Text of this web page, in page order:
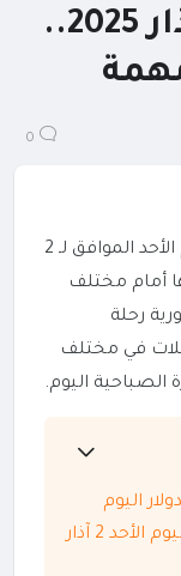
الدولار اليوم الأحد 2 آذار 2025..
0
سجلت الليرة السورية خلال تعاملات يوم الأحد الموافق لـ 2
أمام مختلف
رحلة
في مختلف
الصباحية اليوم.
اليوم
سعر الليرة السورية أمام الدولار اليوم الأحد 2 آذار